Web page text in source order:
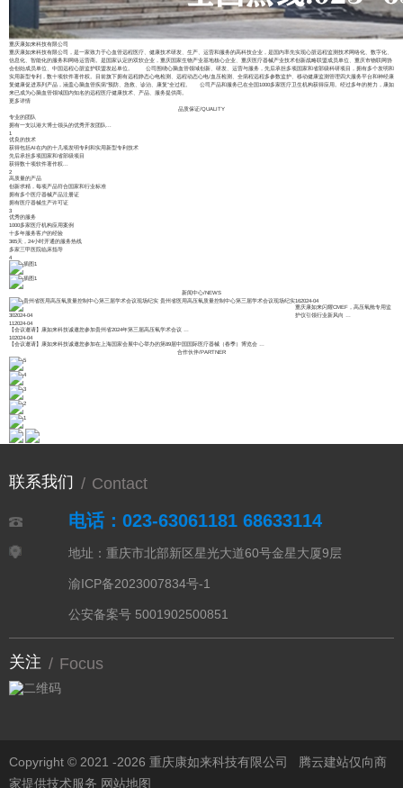
重庆康如来科技有限公司
重庆康如来科技有限公司，是一家致力于心血管远程医疗、健康技术研发、生产、运营和服务的高科技企业，是国内率先实现心脏远程监测技术网络化、数字化、
信息化、智能化的服务和网络运营商。是国家认定的双软企业，重庆国家生物产业基地核心企业、重庆医疗器械产业技术创新战略联盟成员单位、重庆市物联网协
会创始成员单位、中国远程心脏监护联盟发起单位。 公司围绕心脑血管领域创新、研发、运营与服务，先后承担多项国家和省部级科研项目，拥有多个发明和
实用新型专利，数十项软件著作权。目前旗下拥有远程静态心电检测、远程动态心电/血压检测、全病程远程多参数监护、移动健康监测管理四大服务平台和神经康
复健康促进系列产品，涵盖心脑血管疾病“预防、急救、诊治、康复”全过程。 公司产品和服务已在全国1000多家医疗卫生机构获得应用。经过多年的努力，康如
来已成为心脑血管领域国内知名的远程医疗健康技术、产品、服务提供商。
更多详情
品质保证/QUALITY
专业的团队
拥有一支以港大博士领头的优秀开发团队...
1
优良的技术
获得包括AI在内的十几项发明专利和实用新型专利技术
先后承担多项国家和省部级项目
获得数十项软件著作权...
2
高质量的产品
创新求精，每项产品符合国家和行业标准
拥有多个医疗器械产品注册证
拥有医疗器械生产许可证
3
优秀的服务
1000多家医疗机构应用案例
十多年服务客户的经验
365天，24小时开通的服务热线
多家三甲医院临床指导
4
新闻中心/NEWS
贵州省医用高压氧质量控制中心第三届学术会议现场纪实
302024-04
162024-04
重庆康如来闪耀CMEF，高压氧舱专用监
护仪引领行业新风向
112024-04
【会议邀请】康如来科技诚邀您参加贵州省2024年第三届高压氧学术会议
102024-04
【会议邀请】康如来科技诚邀您参加在上海国家会展中心举办的第89届中国国际医疗器械（春季）博览会
合作伙伴/PARTNER
联系我们 / Contact
电话：023-63061181 68633114
地址：重庆市北部新区星光大道60号金星大厦9层
渝ICP备2023007834号-1
公安备案号 5001902500851
关注 / Focus
Copyright © 2021 -2026 重庆康如来科技有限公司
腾云建站仅向商
家提供技术服务 网站地图